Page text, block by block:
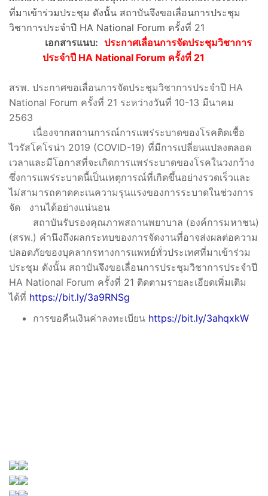
ที่มาเข้าร่วมประชุม ดังนั้น สถาบันจึงขอเลื่อนการประชุม
วิชาการประจำปี HA National Forum ครั้งที่ 21
เอกสารแนบ: ประกาศเลื่อนการจัดประชุมวิชาการ
ประจำปี HA National Forum ครั้งที่ 21
สรพ. ประกาศขอเลื่อนการจัดประชุมวิชาการประจำปี HA
National Forum ครั้งที่ 21 ระหว่างวันที่ 10-13 มีนาคม
2563
เนื่องจากสถานการณ์การแพร่ระบาดของโรคติดเชื้อ
ไวรัสโคโรน่า 2019 (COVID-19) ที่มีการเปลี่ยนแปลงตลอด
เวลาและมีโอกาสที่จะเกิดการแพร่ระบาดของโรคในวงกว้าง
ซึ่งการแพร่ระบาดนี้เป็นเหตุการณ์ที่เกิดขึ้นอย่างรวดเร็วและ
ไม่สามารถคาดคะเนความรุนแรงของการระบาดในช่วงการ
จัด งานได้อย่างแน่นอน
สถาบันรับรองคุณภาพสถานพยาบาล (องค์การมหาชน)
(สรพ.) คำนึงถึงผลกระทบของการจัดงานที่อาจส่งผลต่อความ
ปลอดภัยของบุคลากรทางการแพทย์ทั่วประเทศที่มาเข้าร่วม
ประชุม ดังนั้น สถาบันจึงขอเลื่อนการประชุมวิชาการประจำปี
HA National Forum ครั้งที่ 21 ติดตามรายละเอียดเพิ่มเติม
ได้ที่ https://bit.ly/3a9RNSg
การขอคืนเงินค่าลงทะเบียน https://bit.ly/3ahqxkW